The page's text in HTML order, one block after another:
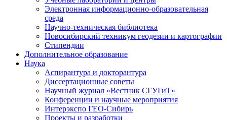
Электронная информационно-образовательная
среда
Научно-техническая библиотека
Новосибирский техникум геодезии и картографии
Стипендии
Дополнительное образование
Наука
Аспирантура и докторантура
Диссертационные советы
Научный журнал «Вестник СГУГиТ»
Конференции и научные мероприятия
Интерэкспо ГЕО-Сибирь
Проекты и разработки